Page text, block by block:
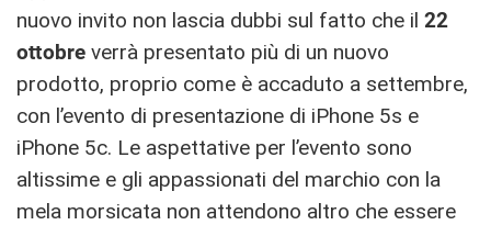
nuovo invito non lascia dubbi sul fatto che il 22
ottobre verrà presentato più di un nuovo
prodotto, proprio come è accaduto a settembre,
con l’evento di presentazione di iPhone 5s e
iPhone 5c. Le aspettative per l’evento sono
altissime e gli appassionati del marchio con la
mela morsicata non attendono altro che essere